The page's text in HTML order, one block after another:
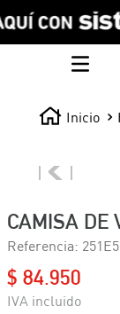
CAMISA DE
Referencia:
$ 84 950